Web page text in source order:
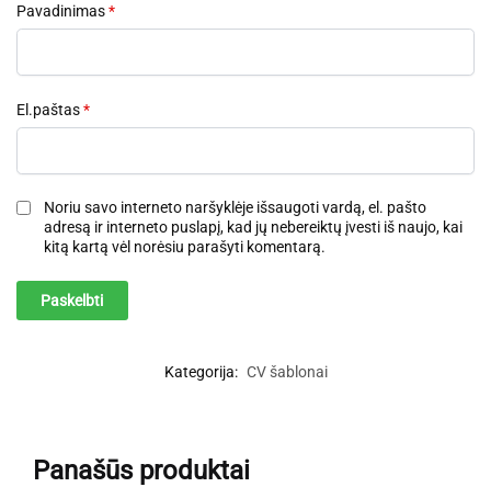
Pavadinimas*
El.paštas*
Noriu savo interneto naršyklėje išsaugoti vardą, el. pašto
adresą ir interneto puslapį, kad jų nebereiktų įvesti iš naujo, kai
kitą kartą vėl norėsiu parašyti komentarą.
Kategorija: CV šablonai
Panašūs produktai